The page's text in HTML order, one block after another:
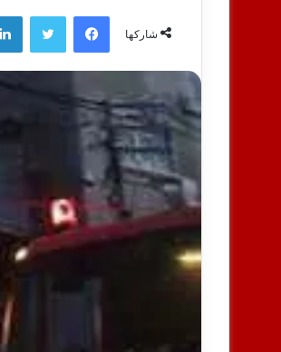
شاركها
فيسبوك تويتر